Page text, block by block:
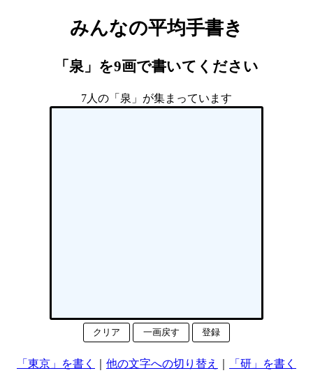
みんなの平均手書き
「泉」を9画で書いてください
7人の「泉」が集まっています
クリア 一画戻す 登録
「東京」を書く 他の文字への切り替え 「研」を書く